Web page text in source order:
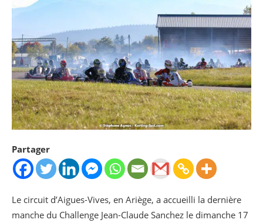
Partager
Le circuit d’Aigues-Vives, en Ariège, a accueilli la dernière
manche du Challenge Jean-Claude Sanchez le dimanche 17